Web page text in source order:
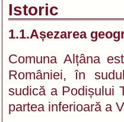
Istoric
1.1.Așezarea
Comuna Alțâna
României, în
sudică a Podișului
partea inferioară a